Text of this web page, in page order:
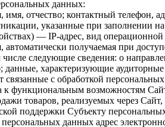
данных:
отчество; контактный телефон,
указанные при заполнении
— IP-адрес, вид
получаемая при
следующие сведения: о
характеризующие
с обработкой
к функциональным возможностям
товаров, реализуемых через
поддержки Субъекту
данных адрес